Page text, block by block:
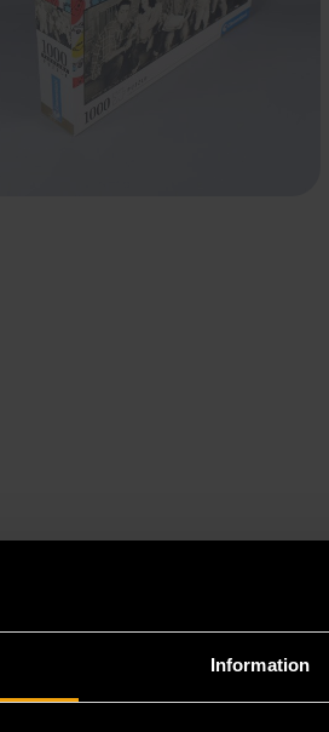
Information